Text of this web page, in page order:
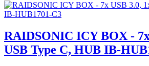
RAIDSONIC ICY BOX -
USB Type C, HUB IB-